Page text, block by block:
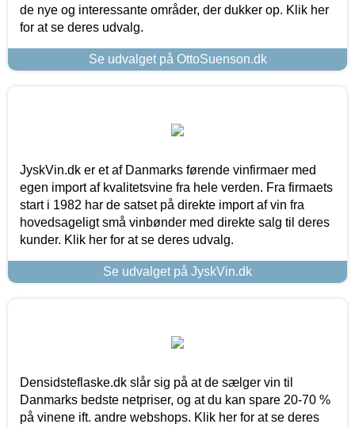
de nye og interessante områder, der dukker op. Klik her
for at se deres udvalg.
Se udvalget på OttoSuenson.dk
JyskVin.dk er et af Danmarks førende vinfirmaer med
egen import af kvalitetsvine fra hele verden. Fra firmaets
start i 1982 har de satset på direkte import af vin fra
hovedsageligt små vinbønder med direkte salg til deres
kunder. Klik her for at se deres udvalg.
Se udvalget på JyskVin.dk
Densidsteflaske.dk slår sig på at de sælger vin til
Danmarks bedste netpriser, og at du kan spare 20-70 %
på vinene ift. andre webshops. Klik her for at se deres